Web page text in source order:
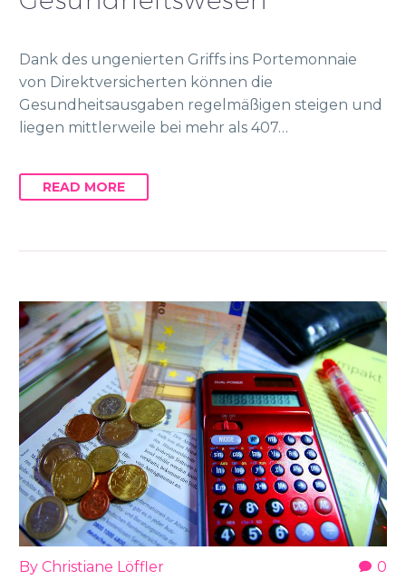
Dank des ungenierten Griffs ins Portemonnaie
von Direktversicherten können die
Gesundheitsausgaben regelmäßigen steigen und
liegen mittlerweile bei mehr als 407…
READ MORE
0
By Christiane Löffler